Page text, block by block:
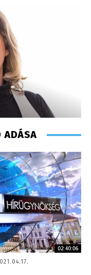
asszisztens
ADÁSA
02:40:06